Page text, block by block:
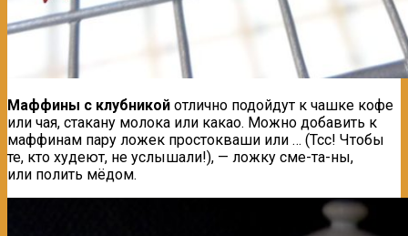
Маффины с клубникой отлично подойдут к чашке кофе
или чая, стакану молока или какао. Можно добавить к
маффинам пару ложек простокваши или … (Тсс! Чтобы
те, кто худеют, не услышали!), — ложку сме-та-ны,
или полить мёдом.